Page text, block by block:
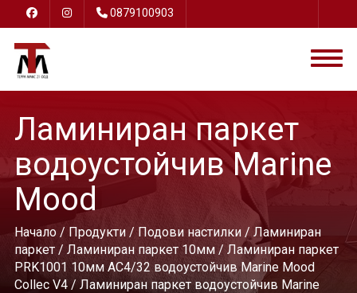
0879100903
Ламиниран паркет
водоустойчив Marine
Mood
Начало/ Продукти/Подови настилки/ Ламиниран
паркет/ Ламиниран паркет 10мм/Ламиниран паркет
PRK1001 10мм AC4/32 водоустойчив Marine Mood
Collec V4/ Ламиниран паркет водоустойчив Marine